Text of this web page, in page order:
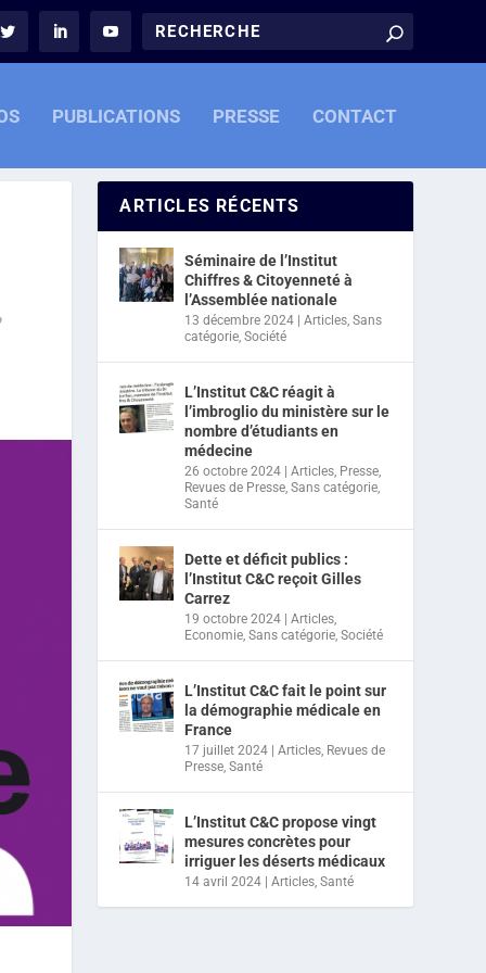
PUBLICATIONS PRESSE CONTACT
ARTICLES RÉCENTS
Séminaire de l’Institut
Chiffres & Citoyenneté à
l’Assemblée nationale
13 décembre 2024 |Articles,Sans
catégorie,Société
L’Institut C&C réagit à
l’imbroglio du ministère sur le
nombre d’étudiants en
médecine
26 octobre 2024 |Articles, Presse,
Revues de Presse,Sans catégorie,
Santé
Dette et déficit publics :
l’Institut C&C reçoit Gilles
Carrez
19 octobre 2024 |Articles,
Economie,Sans catégorie,Société
L’Institut C&C fait le point sur
la démographie médicale en
France
17 juillet 2024 |Articles, Revues de
Presse,Santé
L’Institut C&C propose vingt
mesures concrètes pour
irriguer les déserts médicaux
14 avril 2024 |Articles,Santé